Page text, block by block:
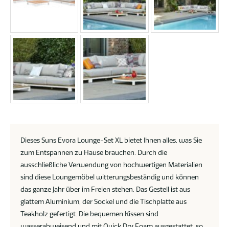
Dieses Suns Evora Lounge-Set XL bietet Ihnen alles, was Sie
zum Entspannen zu Hause brauchen. Durch die
ausschließliche Verwendung von hochwertigen Materialien
sind diese Loungemöbel witterungsbeständig und können
das ganze Jahr über im Freien stehen. Das Gestell ist aus
glattem Aluminium, der Sockel und die Tischplatte aus
Teakholz gefertigt. Die bequemen Kissen sind